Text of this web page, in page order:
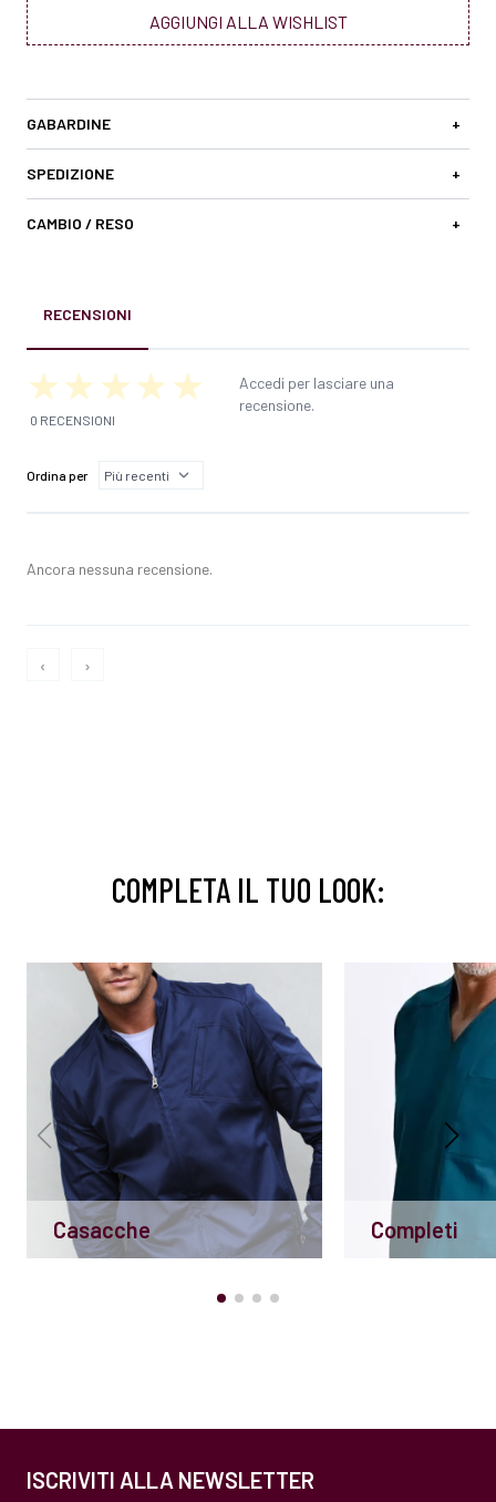
AGGIUNGI ALLA WISHLIST
GABARDINE +
SPEDIZIONE +
CAMBIO / RESO +
RECENSIONI
0 RECENSIONI
Accedi per lasciare una
recensione.
Ordina per
Ancora nessuna recensione.
‹ ›
COMPLETA IL TUO LOOK:
Casacche Completi
ISCRIVITI ALLA NEWSLETTER